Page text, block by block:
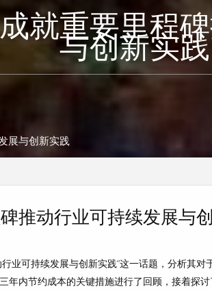
就重要里程
与创新实践
展与创新实践
推动行业可持续发展与
业可持续发展与创新实践”这一话题，分析其对
年内节约成本的关键措施进行了回顾，接着探